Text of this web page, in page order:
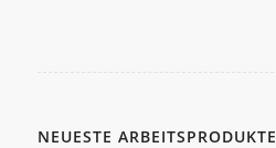
NEUESTE ARBEITSPRODUKTE